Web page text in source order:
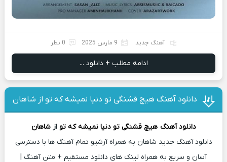
آهنگ جدید 9 مارس 2025 0 نظر
ادامه مطلب + دانلود ...
دانلود آهنگ هیچ قشنگی تو دنیا نمیشه که تو از شاهان
دانلود آهنگ هیچ قشنگی تو دنیا نمیشه که تو ازشاهان
دانلود آهنگ جدید شاهان به همراه آرشیو تمام آهنگ ها با دسترسی
آسان و سریع به همراه لینک های دانلود مستقیم + متن آهنگ |